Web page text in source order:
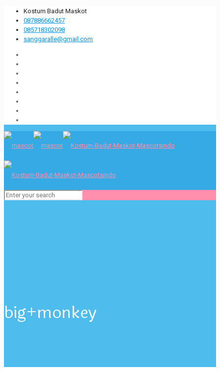
Kostum Badut Maskot
087886662457
085718302098
sanggaralle@gmail.com
big+monkey